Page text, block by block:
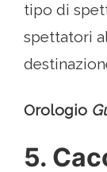
tipo di
spettatori
Orologio
5.